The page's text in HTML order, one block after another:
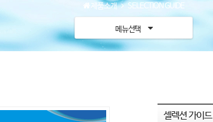
제품소개 SELECTION GUIDE
메뉴선택
셀렉션 가이드